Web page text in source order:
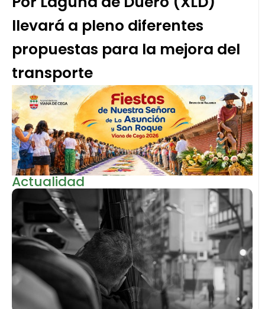
llevará a pleno diferentes
propuestas para la mejora del
transporte
Actualidad